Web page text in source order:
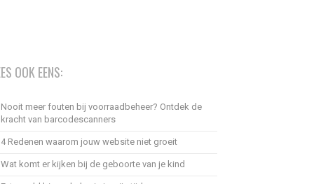
OOK EENS:
Nooit meer fouten bij voorraadbeheer? Ontdek de
kracht van barcodescanners
4 Redenen waarom jouw website niet groeit
Wat komt er kijken bij de geboorte van je kind